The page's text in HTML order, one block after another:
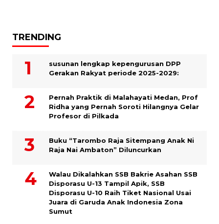
TRENDING
susunan lengkap kepengurusan DPP
Gerakan Rakyat periode 2025-2029:
Pernah Praktik di Malahayati Medan, Prof
Ridha yang Pernah Soroti Hilangnya Gelar
Profesor di Pilkada
Buku “Tarombo Raja Sitempang Anak Ni
Raja Nai Ambaton” Diluncurkan
Walau Dikalahkan SSB Bakrie Asahan SSB
Disporasu U-13 Tampil Apik, SSB
Disporasu U-10 Raih Tiket Nasional Usai
Juara di Garuda Anak Indonesia Zona
Sumut